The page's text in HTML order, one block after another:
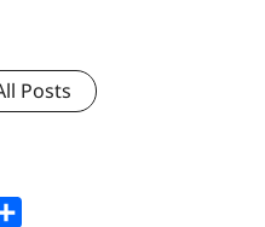
Posts